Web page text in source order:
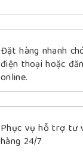
Đặt hàng nhanh
điện thoại hoặc
online.
Phục vụ hỗ trợ tư
hàng 24/7